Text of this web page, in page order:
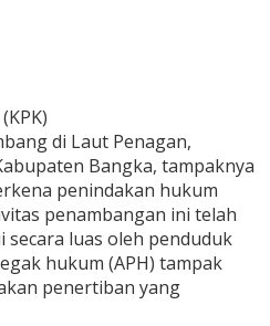
di Laut Penagan,
Bangka, tampaknya
penindakan hukum
penambangan ini telah
secara luas oleh penduduk
hukum (APH) tampak
penertiban yang